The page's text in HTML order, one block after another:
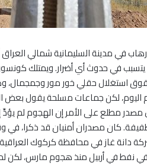
في مدينة السليمانية شمالي
يتسبب في حدوث أي أضرار. ويمتلك
حقوق استغلال حقلي خور مور
لكن جماعات مسلحة يقول بعض
مطلع على الأمر إن الهجوم لم يؤدِّ
كان مصدران أمنيان قد ذكرا، في
دانة غاز في محافظة كركوك
نفط في أربيل منذ هجوم مارس، لكن